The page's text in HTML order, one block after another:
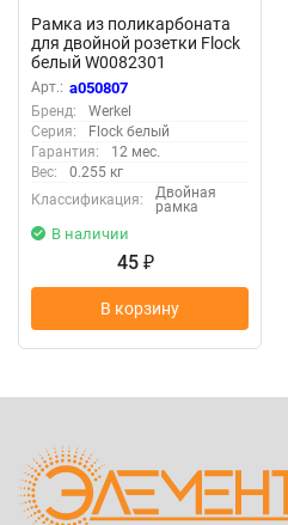
Рамка из поликарбоната
для двойной розетки Flock
белый W0082301
Арт.: a050807
Бренд:
Werkel
Серия:
Flock белый
Гарантия:
12 мес.
Вес:
0.255 кг
Классификация:
Двойная
рамка
В наличии
45 ₽
В корзину